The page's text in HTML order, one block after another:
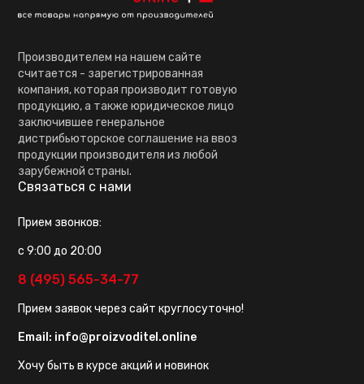
Производителем на нашем сайте
считается - зарегистрированная
компания, которая производит готовую
продукцию, а также юридическое лицо
заключившее генеральное
дистрибьюторское соглашение на ввоз
продукции производителя из любой
зарубежной страны.
Связаться с нами
Прием звонков:
с 9:00 до 20:00
8 (495) 565-34-77
Прием заявок через сайт круглосуточно!
Email: info@proizvoditel.online
Хочу быть в курсе акций и новинок